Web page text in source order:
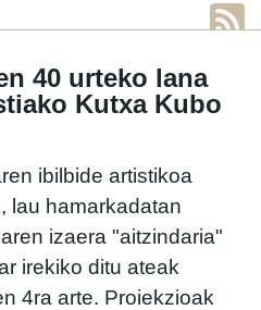
40 urteko lana
Kutxa Kubo
ibilbide artistikoa
lau hamarkadatan
izaera "aitzindaria"
irekiko ditu ateak
4ra arte. Proiekzioak